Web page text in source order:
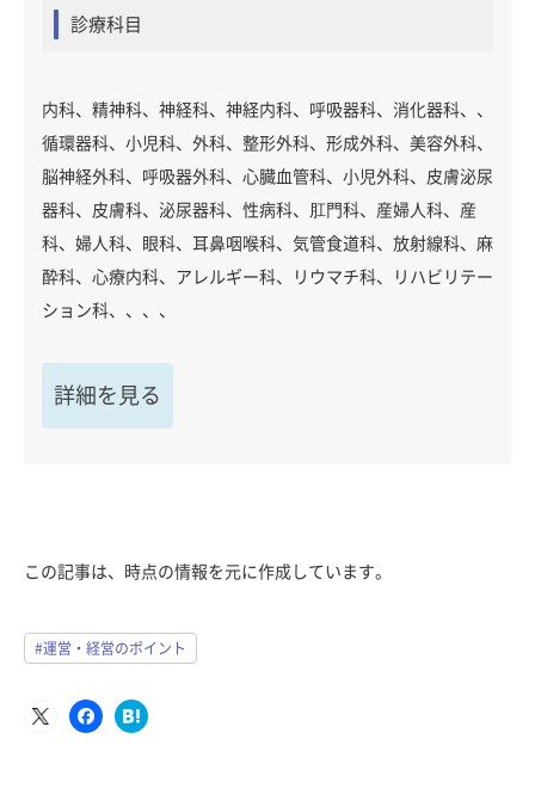
診療科目
内科、精神科、神経科、神経内科、呼吸器科、消化器科、、
循環器科、小児科、外科、整形外科、形成外科、美容外科、
脳神経外科、呼吸器外科、心臓血管科、小児外科、皮膚泌尿
器科、皮膚科、泌尿器科、性病科、肛門科、産婦人科、産
科、婦人科、眼科、耳鼻咽喉科、気管食道科、放射線科、麻
酔科、心療内科、アレルギー科、リウマチ科、リハビリテー
ション科、、、、
詳細を見る
この記事は、時点の情報を元に作成しています。
#運営・経営のポイント